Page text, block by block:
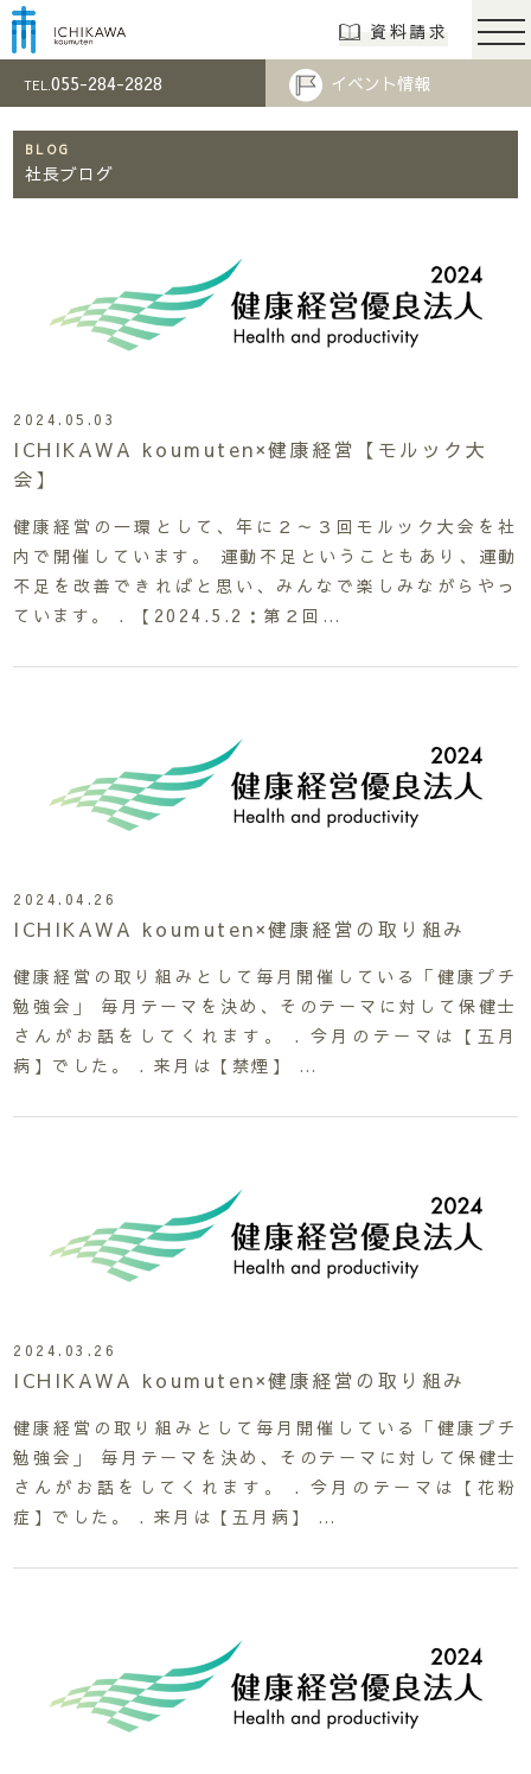
市川工務店 | らしさ
資料請求
TEL.055-284-2828 イベント情報
BLOG
社長ブログ
2024.05.03
ICHIKAWA koumuten×健康経営【モルック大
会】
健康経営の一環として、年に２～３回モルック大会を社
内で開催しています。 運動不足ということもあり、運動
不足を改善できればと思い、みんなで楽しみながらやっ
ています。 . 【2024.5.2：第２回…
2024.04.26
ICHIKAWA koumuten×健康経営の取り組み
健康経営の取り組みとして毎月開催している「健康プチ
勉強会」 毎月テーマを決め、そのテーマに対して保健士
さんがお話をしてくれます。 . 今月のテーマは【五月
病】でした。 . 来月は【禁煙】 …
2024.03.26
ICHIKAWA koumuten×健康経営の取り組み
健康経営の取り組みとして毎月開催している「健康プチ
勉強会」 毎月テーマを決め、そのテーマに対して保健士
さんがお話をしてくれます。 . 今月のテーマは【花粉
症】でした。 . 来月は【五月病】 …